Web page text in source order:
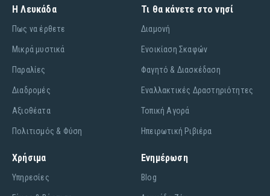
Η Λευκάδα
Πως να έρθετε
Μικρά μυστικά
Παραλίες
Διαδρομές
Αξιοθέατα
Πολιτισμός & Φύση
Τι θα κάνετε στο νησί
Διαμονή
Ενοικίαση Σκαφών
Φαγητό & Διασκέδαση
Εναλλακτικές Δραστηριότητες
Τοπική Αγορά
Ηπειρωτική Ριβιέρα
Χρήσιμα
Υπηρεσίες
Ενημέρωση
Blog